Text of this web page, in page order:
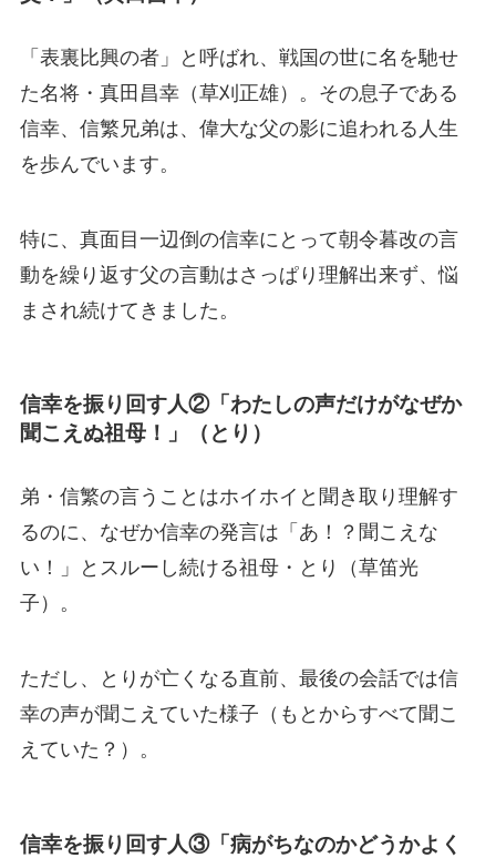
「表裏比興の者」と呼ばれ、戦国の世に名を馳せ
た名将・真田昌幸（草刈正雄）。その息子である
信幸、信繁兄弟は、偉大な父の影に追われる人生
を歩んでいます。
特に、真面目一辺倒の信幸にとって朝令暮改の言
動を繰り返す父の言動はさっぱり理解出来ず、悩
まされ続けてきました。
信幸を振り回す人②「わたしの声だけがなぜか
聞こえぬ祖母！」（とり）
弟・信繁の言うことはホイホイと聞き取り理解す
るのに、なぜか信幸の発言は「あ！？聞こえな
い！」とスルーし続ける祖母・とり（草笛光
子）。
ただし、とりが亡くなる直前、最後の会話では信
幸の声が聞こえていた様子（もとからすべて聞こ
えていた？）。
信幸を振り回す人③「病がちなのかどうかよく